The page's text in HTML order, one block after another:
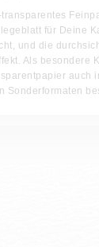
für Deine
und die
Als besondere
auch
Sonderformaten